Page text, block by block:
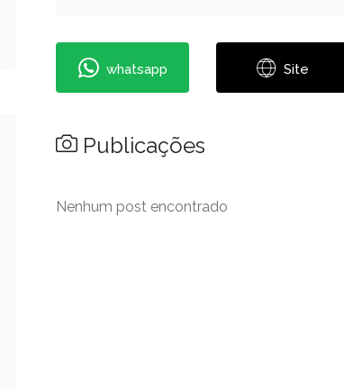
whatsapp Site
Publicações
Nenhum post encontrado